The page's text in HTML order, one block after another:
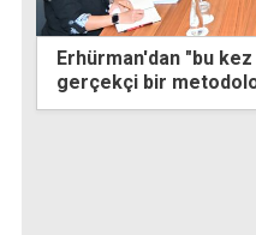
kez farklı" mesajı: Yeni ve
üzerinde çalışıyoruz